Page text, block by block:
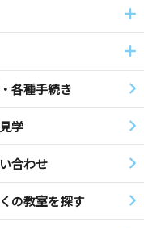
各種手続き
学
合わせ
の教室を探す